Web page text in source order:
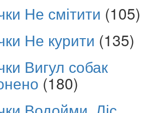
Не смітити (105)
Не курити (135)
Вигул собак
(180)